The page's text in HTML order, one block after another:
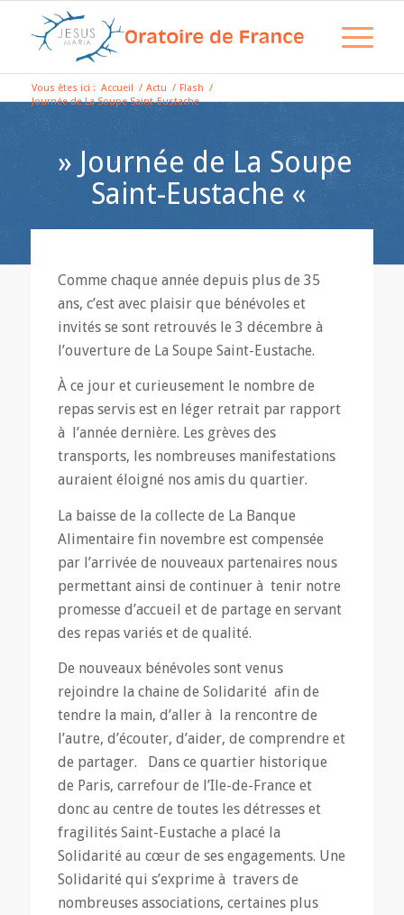
Vous êtes ici : Accueil / Actu / Flash /
Journée de La Soupe Saint-Eustache
» Journée de La Soupe
Saint-Eustache «
Comme chaque année depuis plus de 35
ans, c’est avec plaisir que bénévoles et
invités se sont retrouvés le 3 décembre à
l’ouverture de La Soupe Saint-Eustache.
À ce jour et curieusement le nombre de
repas servis est en léger retrait par rapport
à l’année dernière. Les grèves des
transports, les nombreuses manifestations
auraient éloigné nos amis du quartier.
La baisse de la collecte de La Banque
Alimentaire fin novembre est compensée
par l’arrivée de nouveaux partenaires nous
permettant ainsi de continuer à tenir notre
promesse d’accueil et de partage en servant
des repas variés et de qualité.
De nouveaux bénévoles sont venus
rejoindre la chaine de Solidarité afin de
tendre la main, d’aller à la rencontre de
l’autre, d’écouter, d’aider, de comprendre et
de partager. Dans ce quartier historique
de Paris, carrefour de l’Ile-de-France et
donc au centre de toutes les détresses et
fragilités Saint-Eustache a placé la
Solidarité au cœur de ses engagements. Une
Solidarité qui s’exprime à travers de
nombreuses associations, certaines plus